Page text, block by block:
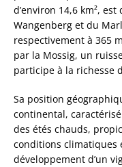
d’environ 14,6 km²,
Wangenberg et du
respectivement à 365
par la Mossig, un
participe à la richesse
Sa position
continental,
des étés chauds,
conditions climatiques
développement d’un